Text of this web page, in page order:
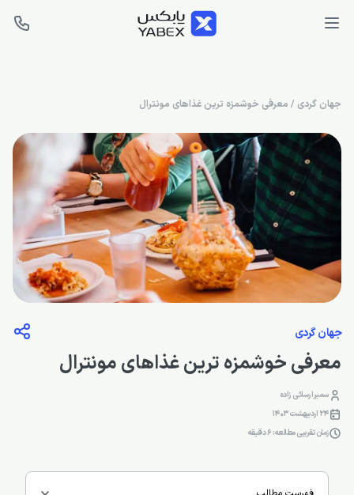
جهان گردی / معرفی خوشمزه ترین غذاهای مونترال
جهان گردی
معرفی خوشمزه ترین غذاهای مونترال
سمیرا رسائی زاده
24 اردیبهشت 1403
زمان تقریبی مطالعه: 6 دقیقه